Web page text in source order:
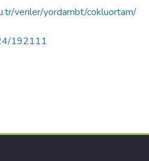
veriler/yordambt/cokluortam/
192111